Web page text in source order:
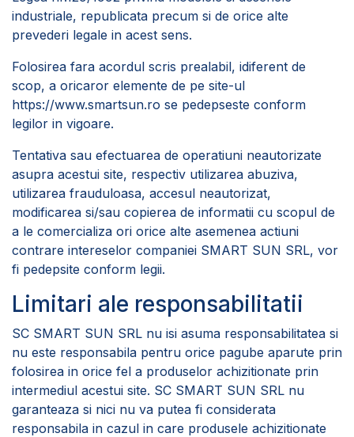
industriale, republicata precum si de orice alte
prevederi legale in acest sens.
Folosirea fara acordul scris prealabil, idiferent de
scop, a oricaror elemente de pe site-ul
https://www.smartsun.ro se pedepseste conform
legilor in vigoare.
Tentativa sau efectuarea de operatiuni neautorizate
asupra acestui site, respectiv utilizarea abuziva,
utilizarea frauduloasa, accesul neautorizat,
modificarea si/sau copierea de informatii cu scopul de
a le comercializa ori orice alte asemenea actiuni
contrare intereselor companiei SMART SUN SRL, vor
fi pedepsite conform legii.
Limitari ale responsabilitatii
SC SMART SUN SRL nu isi asuma responsabilitatea si
nu este responsabila pentru orice pagube aparute prin
folosirea in orice fel a produselor achizitionate prin
intermediul acestui site. SC SMART SUN SRL nu
garanteaza si nici nu va putea fi considerata
responsabila in cazul in care produsele achizitionate